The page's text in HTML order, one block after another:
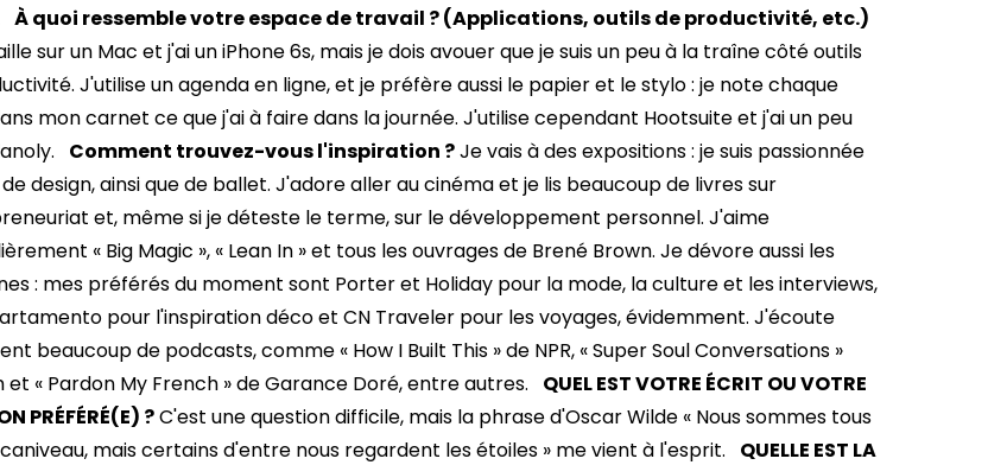
À quoi ressemble votre espace de travail ? (Applications, outils de productivité, etc.)
sur un Mac et j'ai un iPhone 6s, mais je dois avouer que je suis un peu à la traîne côté outils
J'utilise un agenda en ligne, et je préfère aussi le papier et le stylo : je note chaque
mon carnet ce que j'ai à faire dans la journée. J'utilise cependant Hootsuite et j'ai un peu
Comment trouvez-vous l'inspiration ?Je vais à des expositions : je suis passionnée
design, ainsi que de ballet. J'adore aller au cinéma et je lis beaucoup de livres sur
et, même si je déteste le terme, sur le développement personnel. J'aime
« Big Magic », « Lean In » et tous les ouvrages de Brené Brown. Je dévore aussi les
: mes préférés du moment sont Porter et Holiday pour la mode, la culture et les interviews,
pour l'inspiration déco et CN Traveler pour les voyages, évidemment. J'écoute
beaucoup de podcasts, comme « How I Built This » de NPR, « Super Soul Conversations »
et « Pardon My French » de Garance Doré, entre autres. QUEL EST VOTRE ÉCRIT OU VOTRE
PRÉFÉRÉ(E) ?C'est une question difficile, mais la phrase d'Oscar Wilde « Nous sommes tous
mais certains d'entre nous regardent les étoiles » me vient à l'esprit. QUELLE EST LA